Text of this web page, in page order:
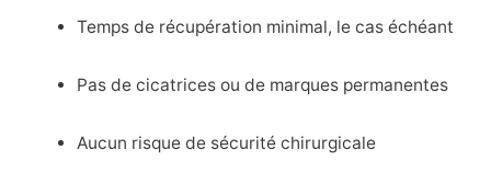
Temps de récupération minimal, le cas échéant
Pas de cicatrices ou de marques permanentes
Aucun risque de sécurité chirurgicale